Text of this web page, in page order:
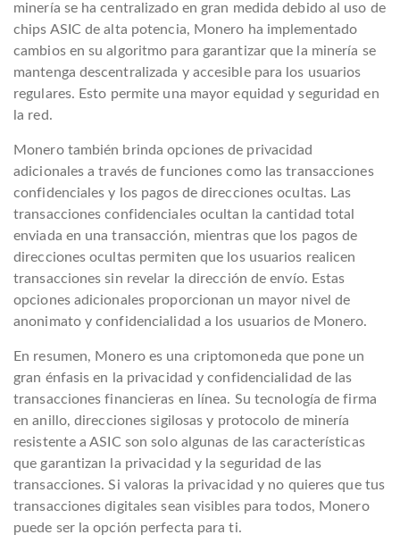
minería se ha centralizado en gran medida debido al uso de
chips ASIC de alta potencia, Monero ha implementado
cambios en su algoritmo para garantizar que la minería se
mantenga descentralizada y accesible para los usuarios
regulares. Esto permite una mayor equidad y seguridad en
la red.
Monero también brinda opciones de privacidad
adicionales a través de funciones como las transacciones
confidenciales y los pagos de direcciones ocultas. Las
transacciones confidenciales ocultan la cantidad total
enviada en una transacción, mientras que los pagos de
direcciones ocultas permiten que los usuarios realicen
transacciones sin revelar la dirección de envío. Estas
opciones adicionales proporcionan un mayor nivel de
anonimato y confidencialidad a los usuarios de Monero.
En resumen, Monero es una criptomoneda que pone un
gran énfasis en la privacidad y confidencialidad de las
transacciones financieras en línea. Su tecnología de firma
en anillo, direcciones sigilosas y protocolo de minería
resistente a ASIC son solo algunas de las características
que garantizan la privacidad y la seguridad de las
transacciones. Si valoras la privacidad y no quieres que tus
transacciones digitales sean visibles para todos, Monero
puede ser la opción perfecta para ti.